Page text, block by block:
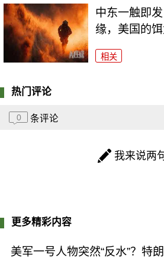
中东一触即
缘，美国的
相关
热门评论
0 条评论
我来说两
更多精彩内容
美军一号人物突然“反水”？特